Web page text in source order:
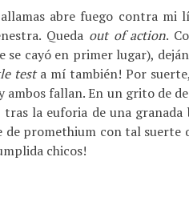
abre fuego contra mi
Queda out of action.
cayó en primer lugar),
testa mí también! Por
fallan. En un grito de
la euforia de una granada
de promethium con tal
chicos!